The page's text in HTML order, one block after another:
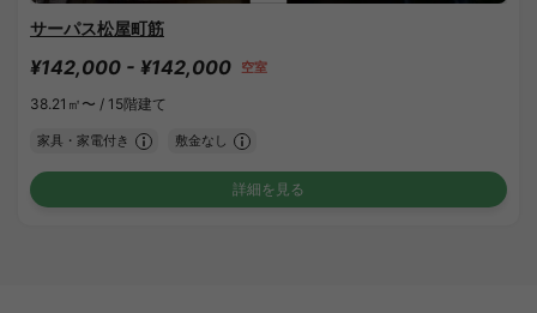
サーパス松屋町筋
¥142,000 - ¥142,000 空室
38.21㎡〜 / 15階建て
家具・家電付き 敷金なし
詳細を見る